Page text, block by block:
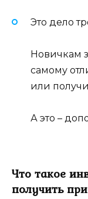
Это дело
Новичкам
самому
или
А это –
Что такое
получить